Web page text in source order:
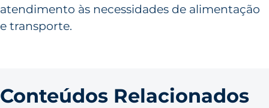
atendimento às necessidades de alimentação
e transporte.
Conteúdos Relacionados